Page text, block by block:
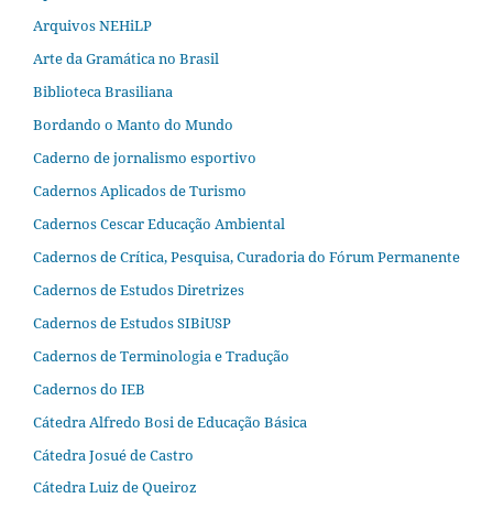
Arquivos NEHiLP
Arte da Gramática no Brasil
Biblioteca Brasiliana
Bordando o Manto do Mundo
Caderno de jornalismo esportivo
Cadernos Aplicados de Turismo
Cadernos Cescar Educação Ambiental
Cadernos de Crítica, Pesquisa, Curadoria do Fórum Permanente
Cadernos de Estudos Diretrizes
Cadernos de Estudos SIBiUSP
Cadernos de Terminologia e Tradução
Cadernos do IEB
Cátedra Alfredo Bosi de Educação Básica
Cátedra Josué de Castro
Cátedra Luiz de Queiroz